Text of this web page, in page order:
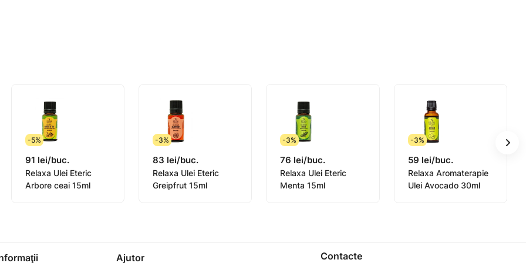
pe piele
cu alte ingrediente specifice
-5%
91 lei/buc.
Relaxa Ulei Eteric
Arbore ceai 15ml
-3%
83 lei/buc.
Relaxa Ulei Eteric
Greipfrut 15ml
-3%
76 lei/buc.
Relaxa Ulei Eteric
Menta 15ml
-3%
59 lei/buc.
Relaxa Aromaterapie
Ulei Avocado 30ml
Ajutor Contacte